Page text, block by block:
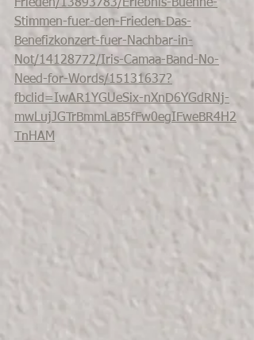
Frieden/13893783/Erlebnis-Buehne-
Stimmen-fuer-den-Frieden-Das-
Benefizkonzert-fuer-Nachbar-in-
Not/14128772/Iris-Camaa-Band-No-
Need-for-Words/15131637?
fbclid=IwAR1YGUeSix-nXnD6YGdRNj-
mwLujJGTrBmmLaB5fFw0egIFweBR4H2
TnHAM